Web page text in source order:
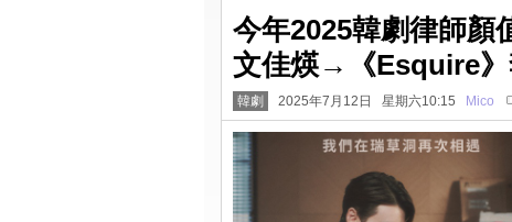
今年2025韓劇律師顏
文佳煐→《Esquire》
韓劇 2025年7月12日 星期六10:15 Mico